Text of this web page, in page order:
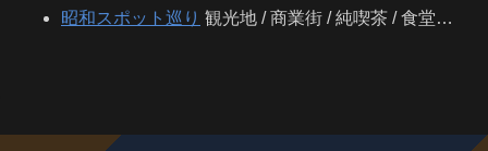
昭和スポット巡り 観光地 / 商業街 / 純喫茶 / 食堂…